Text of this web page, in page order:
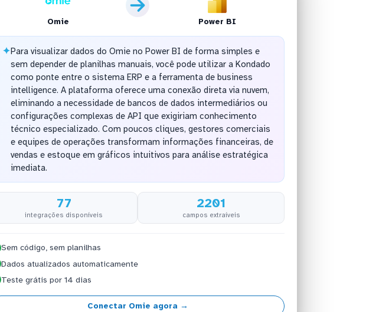
Omie Power BI
✦Para visualizar dados do Omie no Power BI de forma simples e
sem depender de planilhas manuais, você pode utilizar a Kondado
como ponte entre o sistema ERP e a ferramenta de business
intelligence. A plataforma oferece uma conexão direta via nuvem,
eliminando a necessidade de bancos de dados intermediários ou
configurações complexas de API que exigiriam conhecimento
técnico especializado. Com poucos cliques, gestores comerciais
e equipes de operações transformam informações financeiras, de
vendas e estoque em gráficos intuitivos para análise estratégica
imediata.
77
integrações disponíveis
2201
campos extraíveis
Sem código, sem planilhas
Dados atualizados automaticamente
Teste grátis por 14 dias
Conectar Omie agora →